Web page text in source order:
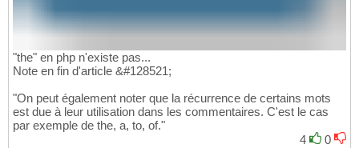
"the" en php n'existe pas...
Note en fin d'article &#128521;
"On peut également noter que la récurrence de certains mots
est due à leur utilisation dans les commentaires. C'est le cas
par exemple de the, a, to, of."
4
0